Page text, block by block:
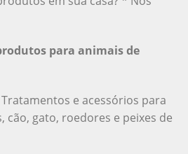
para animais de
e acessórios para
cão, gato, roedores e peixes de